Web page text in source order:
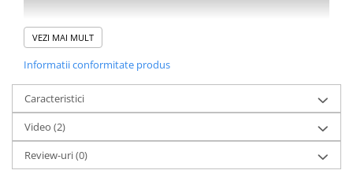
VEZI MAI MULT
Informatii conformitate produs
Caracteristici
Video (2)
Review-uri(0)